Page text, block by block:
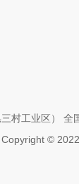
村工业区） 全
Copyright ©